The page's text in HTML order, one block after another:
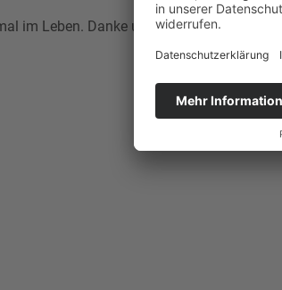
im Leben. Danke und alles Gute! ⚽